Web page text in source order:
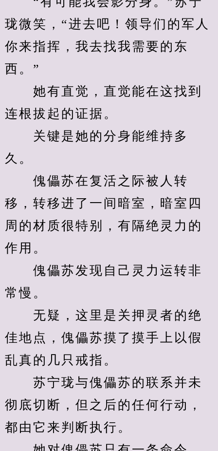
珑微笑，“进去吧！领导们的军人
你来指挥，我去找我需要的东
西。”
她有直觉，直觉能在这找到
连根拔起的证据。
关键是她的分身能维持多
久。
傀儡苏在复活之际被人转
移，转移进了一间暗室，暗室四
周的材质很特别，有隔绝灵力的
作用。
傀儡苏发现自己灵力运转非
常慢。
无疑，这里是关押灵者的绝
佳地点，傀儡苏摸了摸手上以假
乱真的几只戒指。
苏宁珑与傀儡苏的联系并未
彻底切断，但之后的任何行动，
都由它来判断执行。